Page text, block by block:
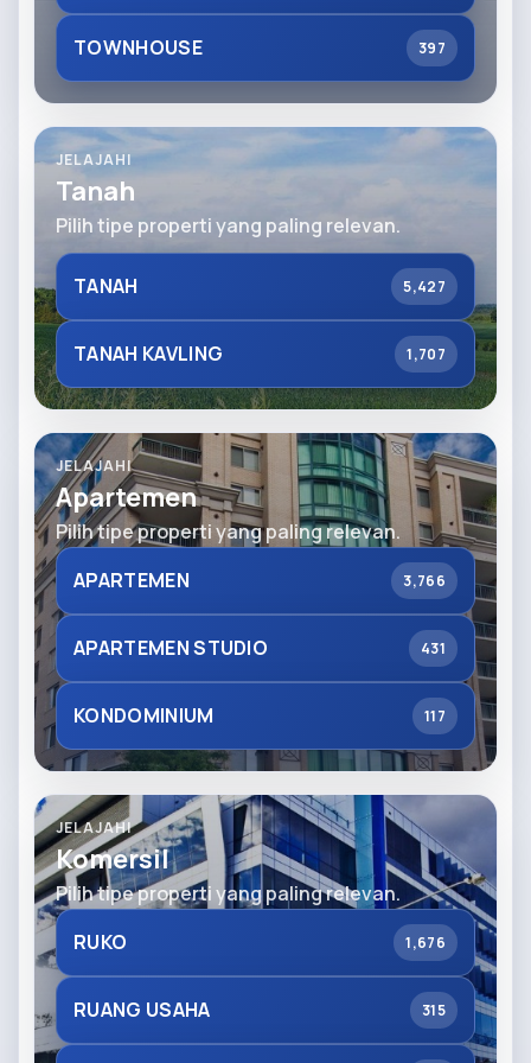
TOWNHOUSE 397
JELAJAHI
Tanah
Pilih tipe properti yang paling relevan.
TANAH 5,427
TANAH KAVLING 1,707
JELAJAHI
Apartemen
Pilih tipe properti yang paling relevan.
APARTEMEN
3,766
APARTEMEN STUDIO 431
KONDOMINIUM 117
JELAJAHI
Komersil
Pilih tipe properti yang paling relevan.
RUKO
1,676
RUANG USAHA 315